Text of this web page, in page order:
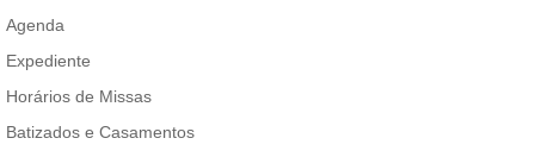
Agenda
Expediente
Horários de Missas
Batizados e Casamentos